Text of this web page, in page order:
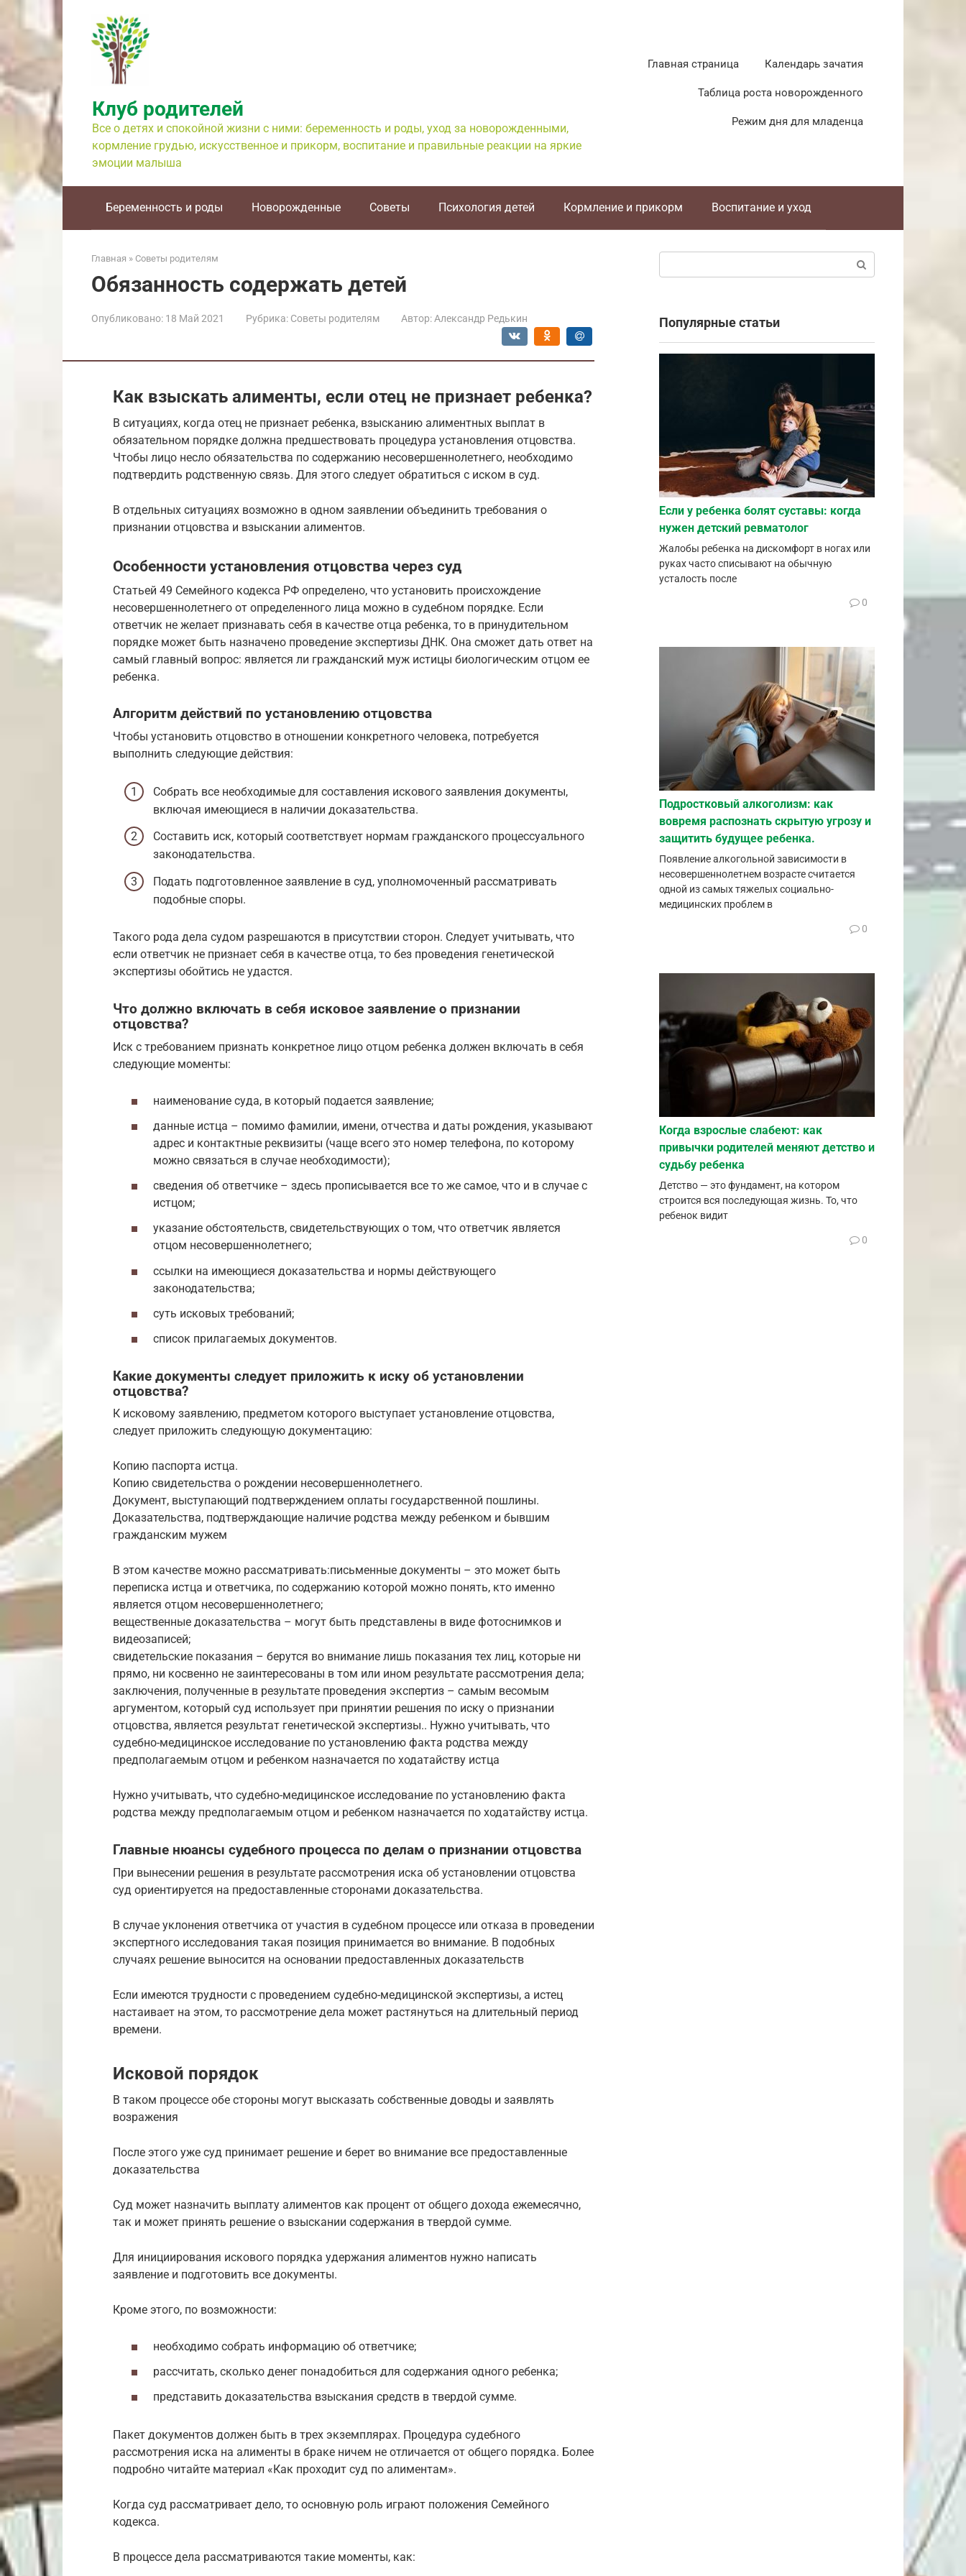
контенту
Клуб родителей
Все о детях и спокойной жизни с ними: беременность и роды, уход за новорожденными,
кормление грудью, искусственное и прикорм, воспитание и правильные реакции на яркие
эмоции малыша
Главная страница Календарь зачатия
Таблица роста новорожденного
Режим дня для младенца
Беременность и роды Новорожденные Советы Психология детей Кормление и прикорм Воспитание и уход
Главная » Советы родителям
Обязанность содержать детей
Опубликовано: 18 Май 2021 Рубрика: Советы родителям Автор: Александр Редькин
Как взыскать алименты, если отец не признает ребенка?
В ситуациях, когда отец не признает ребенка, взысканию алиментных выплат в
обязательном порядке должна предшествовать процедура установления отцовства.
Чтобы лицо несло обязательства по содержанию несовершеннолетнего, необходимо
подтвердить родственную связь. Для этого следует обратиться с иском в суд.
В отдельных ситуациях возможно в одном заявлении объединить требования о
признании отцовства и взыскании алиментов.
Особенности установления отцовства через суд
Статьей 49 Семейного кодекса РФ определено, что установить происхождение
несовершеннолетнего от определенного лица можно в судебном порядке. Если
ответчик не желает признавать себя в качестве отца ребенка, то в принудительном
порядке может быть назначено проведение экспертизы ДНК. Она сможет дать ответ на
самый главный вопрос: является ли гражданский муж истицы биологическим отцом ее
ребенка.
Алгоритм действий по установлению отцовства
Чтобы установить отцовство в отношении конкретного человека, потребуется
выполнить следующие действия:
Собрать все необходимые для составления искового заявления документы,
включая имеющиеся в наличии доказательства.
Составить иск, который соответствует нормам гражданского процессуального
законодательства.
Подать подготовленное заявление в суд, уполномоченный рассматривать
подобные споры.
Такого рода дела судом разрешаются в присутствии сторон. Следует учитывать, что
если ответчик не признает себя в качестве отца, то без проведения генетической
экспертизы обойтись не удастся.
Что должно включать в себя исковое заявление о признании
отцовства?
Иск с требованием признать конкретное лицо отцом ребенка должен включать в себя
следующие моменты:
наименование суда, в который подается заявление;
данные истца – помимо фамилии, имени, отчества и даты рождения, указывают
адрес и контактные реквизиты (чаще всего это номер телефона, по которому
можно связаться в случае необходимости);
сведения об ответчике – здесь прописывается все то же самое, что и в случае с
истцом;
указание обстоятельств, свидетельствующих о том, что ответчик является
отцом несовершеннолетнего;
ссылки на имеющиеся доказательства и нормы действующего
законодательства;
суть исковых требований;
список прилагаемых документов.
Какие документы следует приложить к иску об установлении
отцовства?
К исковому заявлению, предметом которого выступает установление отцовства,
следует приложить следующую документацию:
Копию паспорта истца.
Копию свидетельства о рождении несовершеннолетнего.
Документ, выступающий подтверждением оплаты государственной пошлины.
Доказательства, подтверждающие наличие родства между ребенком и бывшим
гражданским мужем
В этом качестве можно рассматривать:письменные документы – это может быть
переписка истца и ответчика, по содержанию которой можно понять, кто именно
является отцом несовершеннолетнего;
вещественные доказательства – могут быть представлены в виде фотоснимков и
видеозаписей;
свидетельские показания – берутся во внимание лишь показания тех лиц, которые ни
прямо, ни косвенно не заинтересованы в том или ином результате рассмотрения дела;
заключения, полученные в результате проведения экспертиз – самым весомым
аргументом, который суд использует при принятии решения по иску о признании
отцовства, является результат генетической экспертизы.. Нужно учитывать, что
судебно-медицинское исследование по установлению факта родства между
предполагаемым отцом и ребенком назначается по ходатайству истца
Нужно учитывать, что судебно-медицинское исследование по установлению факта
родства между предполагаемым отцом и ребенком назначается по ходатайству истца.
Главные нюансы судебного процесса по делам о признании отцовства
При вынесении решения в результате рассмотрения иска об установлении отцовства
суд ориентируется на предоставленные сторонами доказательства.
В случае уклонения ответчика от участия в судебном процессе или отказа в проведении
экспертного исследования такая позиция принимается во внимание. В подобных
случаях решение выносится на основании предоставленных доказательств
Если имеются трудности с проведением судебно-медицинской экспертизы, а истец
настаивает на этом, то рассмотрение дела может растянуться на длительный период
времени.
Исковой порядок
В таком процессе обе стороны могут высказать собственные доводы и заявлять
возражения
После этого уже суд принимает решение и берет во внимание все предоставленные
доказательства
Суд может назначить выплату алиментов как процент от общего дохода ежемесячно,
так и может принять решение о взыскании содержания в твердой сумме.
Для инициирования искового порядка удержания алиментов нужно написать
заявление и подготовить все документы.
Кроме этого, по возможности:
необходимо собрать информацию об ответчике;
рассчитать, сколько денег понадобиться для содержания одного ребенка;
представить доказательства взыскания средств в твердой сумме.
Пакет документов должен быть в трех экземплярах. Процедура судебного
рассмотрения иска на алименты в браке ничем не отличается от общего порядка. Более
подробно читайте материал «Как проходит суд по алиментам».
Когда суд рассматривает дело, то основную роль играют положения Семейного
кодекса.
В процессе дела рассматриваются такие моменты, как:
Популярные статьи
Если у ребенка болят суставы: когда
нужен детский ревматолог
Жалобы ребенка на дискомфорт в ногах или
руках часто списывают на обычную
усталость после
0
Подростковый алкоголизм: как
вовремя распознать скрытую угрозу и
защитить будущее ребенка.
Появление алкогольной зависимости в
несовершеннолетнем возрасте считается
одной из самых тяжелых социально-
медицинских проблем в
0
Когда взрослые слабеют: как
привычки родителей меняют детство и
судьбу ребенка
Детство — это фундамент, на котором
строится вся последующая жизнь. То, что
ребенок видит
0